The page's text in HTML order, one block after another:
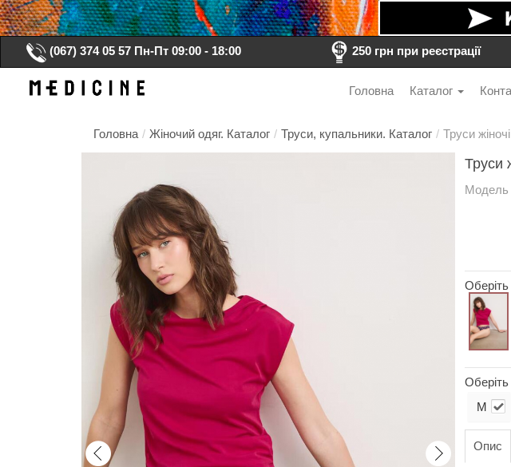
(067) 374 05 57 Пн-Пт 09:00 - 18:00 250 грн при реєстрації
Головна Каталог
Головна / Жіночий одяг. Каталог / Труси, купальники. Каталог / Труси
Труси
Модель
Оберіть
Оберіть
M
Опис